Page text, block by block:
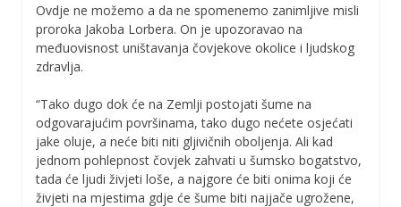
Ovdje ne možemo a da ne spomenemo zanimljive misli
proroka Jakoba Lorbera. On je upozoravao na
međuovisnost uništavanja čovjekove okolice i ljudskog
zdravlja.
“Tako dugo dok će na Zemlji postojati šume na
odgovarajućim površinama, tako dugo nećete osjećati
jake oluje, a neće biti niti gljivičnih oboljenja. Ali kad
jednom pohlepnost čovjek zahvati u šumsko bogatstvo,
tada će ljudi živjeti loše, a najgore će biti onima koji će
živjeti na mjestima gdje će šume biti najjače ugrožene,